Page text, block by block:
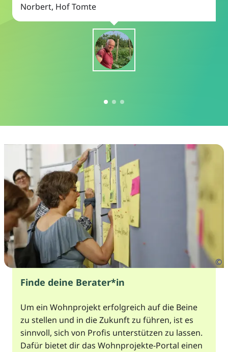
Norbert, Hof Tomte
Finde deine Berater*in
Um ein Wohnprojekt erfolgreich auf die Beine
zu stellen und in die Zukunft zu führen, ist es
sinnvoll, sich von Profis unterstützen zu lassen.
Dafür bietet dir das Wohnprojekte-Portal einen
©